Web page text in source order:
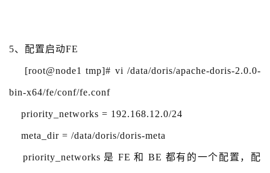
5、配置启动FE
[root@node1 tmp]# vi /data/doris/apache-doris-2.0.0-
bin-x64/fe/conf/fe.conf
priority_networks = 192.168.12.0/24
meta_dir = /data/doris/doris-meta
priority_networks 是 FE 和 BE 都有的一个配置，配